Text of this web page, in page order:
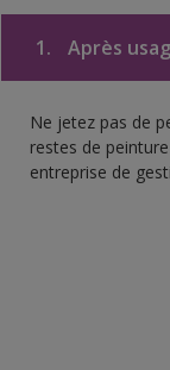
1. Après
Ne jetez pas de
restes de
entreprise de